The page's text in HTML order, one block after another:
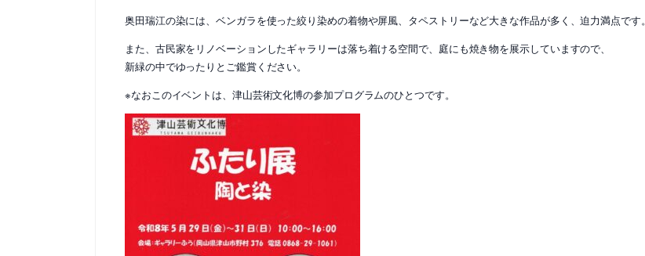
奥田瑞江の染には、ベンガラを使った絞り染めの着物や屏風、タペストリーなど大きな作品が多く、迫力満点です。
また、古民家をリノベーションしたギャラリーは落ち着ける空間で、庭にも焼き物を展示していますので、
新緑の中でゆったりとご鑑賞ください。
※なおこのイベントは、津山芸術文化博の参加プログラムのひとつです。